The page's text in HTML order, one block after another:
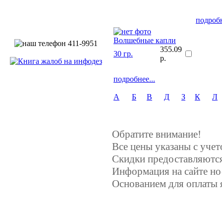
Волшебные капли
30 гр.
355.09
р.
подробнее...
А Б В Д З К Л
Обратите внимание!
Все цены указаны с
Скидки
Информация на сайте
Основанием для оплаты